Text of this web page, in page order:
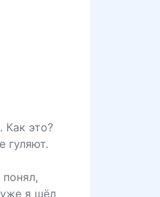
Как это?
гуляют.
я шёл